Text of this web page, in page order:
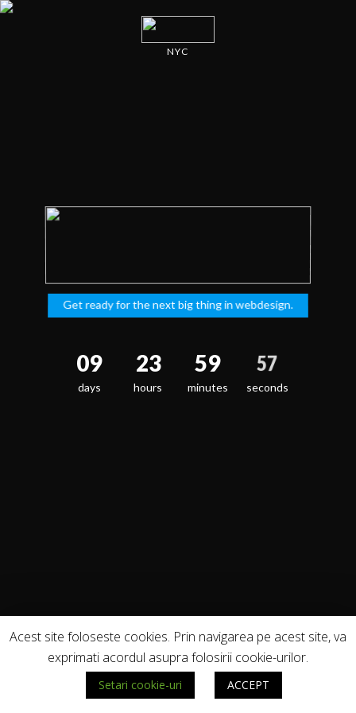
Get ready for the next big thing in webdesign.
09
days
23
hours
59
minutes
57
seconds
NYC
Acest site foloseste cookies. Prin navigarea pe acest site, va
exprimati acordul asupra folosirii cookie-urilor.
Setari cookie-uri ACCEPT